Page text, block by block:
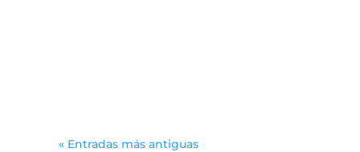
« Entradas más antiguas